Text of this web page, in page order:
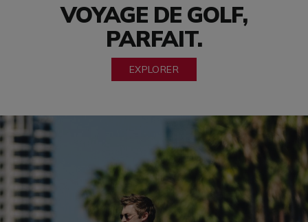
VOYAGE DE GOLF,
PARFAIT.
EXPLORER